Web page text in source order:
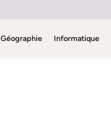
Géographie Informatique